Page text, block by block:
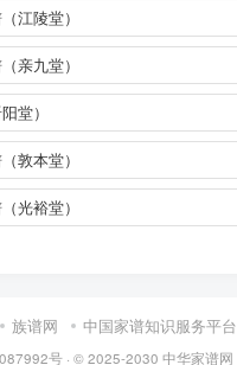
江陵堂）
亲九堂）
堂）
敦本堂）
光裕堂）
族谱网 中国家谱知识服务平台
号· © 2025-2030 中华家谱网